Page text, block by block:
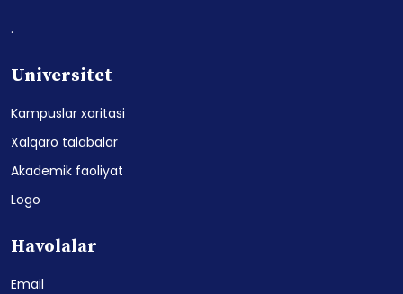
.
Universitet
Kampuslar xaritasi
Xalqaro talabalar
Akademik faoliyat
Logo
Havolalar
Email